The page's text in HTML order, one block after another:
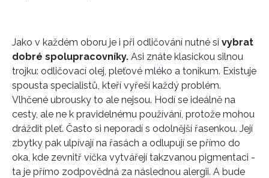
Jako v každém oboru je i při odličování nutné si vybrat
dobré spolupracovníky. Asi znáte klasickou silnou
trojku: odličovací olej, pleťové mléko a tonikum. Existuje
spousta specialistů, kteří vyřeší každý problém.
Vlhčené ubrousky to ale nejsou. Hodí se ideálně na
cesty, ale ne k pravidelnému používání, protože mohou
dráždit pleť. Často si neporadí s odolnější řasenkou. Její
zbytky pak ulpívají na řasách a odlupují se přímo do
oka, kde zevnitř víčka vytvářejí takzvanou pigmentaci -
ta je přímo zodpovědná za následnou alergii. A bude